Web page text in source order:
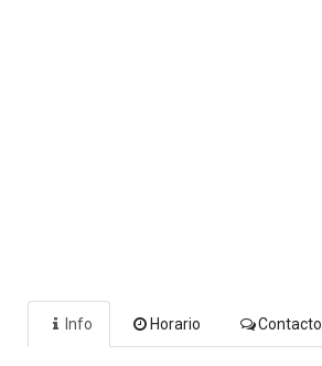
Info Horario Contacto